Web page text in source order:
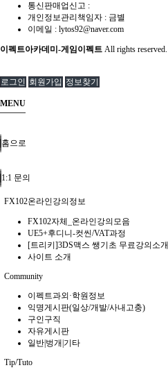
통신판매업신고 :
개인정보관리책임자 : 금별
이메일 : lytos92@naver.com
이펙트아카데미-게임이펙트 All rights reserved.
로그인 회원가입 정보찾기
MENU
홈으로
1:1 문의
FX102온라인강의정보
FX102자체_온라인강의모음
UE5+후디니-컷씬/VAT과정
[트리키]3DS맥스 쌩기초 무료강의소개
사이트 소개
Community
이펙트과외·학원정보
익명게시판(일상/개발/사내고충)
구인구직
자유게시판
일반|벙개|기타
Tip/Tuto